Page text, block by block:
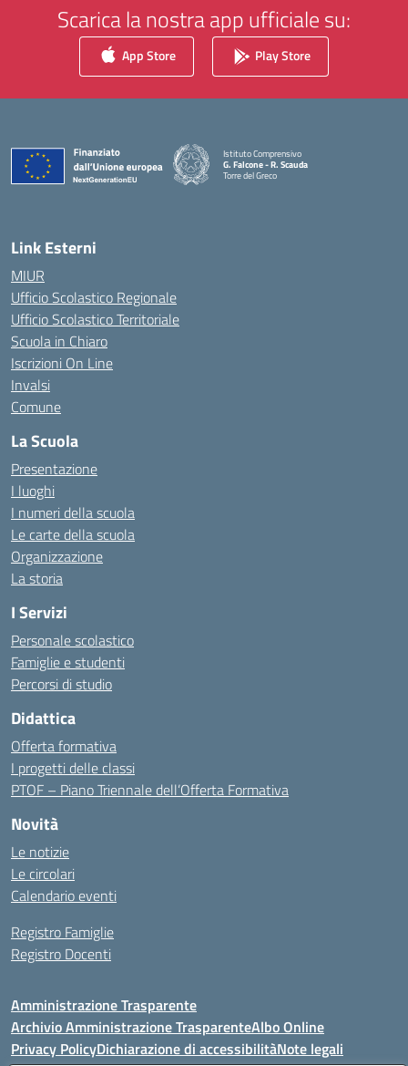
Scarica la nostra app ufficiale su:
App Store Play Store
Istituto Comprensivo
G. Falcone - R. Scauda
Torre del Greco
Link Esterni
MIUR
Ufficio Scolastico Regionale
Ufficio Scolastico Territoriale
Scuola in Chiaro
Iscrizioni On Line
Invalsi
Comune
La Scuola
Presentazione
I luoghi
I numeri della scuola
Le carte della scuola
Organizzazione
La storia
I Servizi
Personale scolastico
Famiglie e studenti
Percorsi di studio
Didattica
Offerta formativa
I progetti delle classi
PTOF – Piano Triennale dell’Offerta Formativa
Novità
Le notizie
Le circolari
Calendario eventi
Registro Famiglie
Registro Docenti
Amministrazione Trasparente
Archivio Amministrazione TrasparenteAlbo Online
Privacy PolicyDichiarazione di accessibilitàNote legali